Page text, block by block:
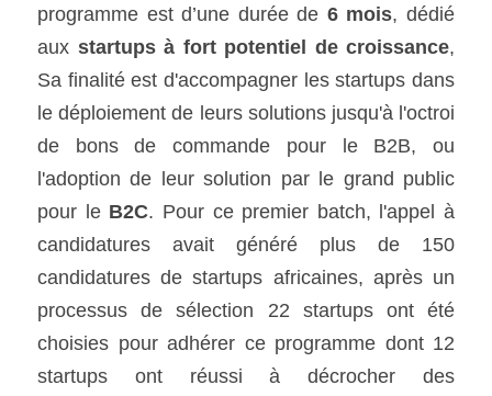
programme est d’une durée de 6 mois, dédié
aux startups à fort potentiel de croissance,
Sa finalité est d'accompagner les startups dans
le déploiement de leurs solutions jusqu'à l'octroi
de bons de commande pour le B2B, ou
l'adoption de leur solution par le grand public
pour le B2C. Pour ce premier batch, l'appel à
candidatures avait généré plus de 150
candidatures de startups africaines, après un
processus de sélection 22 startups ont été
choisies pour adhérer ce programme dont 12
startups ont réussi à décrocher des